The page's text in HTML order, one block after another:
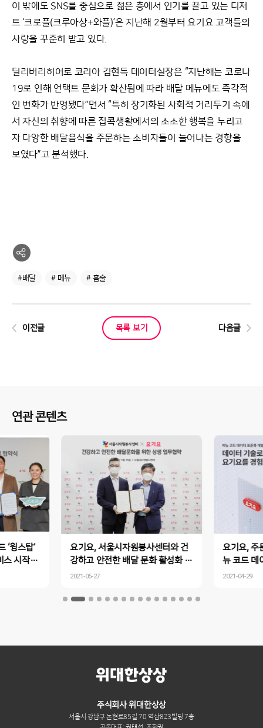
이 밖에도 SNS를 중심으로 젊은 층에서 인기를 끌고 있는 디저
트 ‘크로플(크루아상+와플)’은 지난해 2월부터 요기요 고객들의
사랑을 꾸준히 받고 있다.
딜리버리히어로 코리아 김현득 데이터실장은 “지난해는 코로나
19로 인해 언택트 문화가 확산됨에 따라 배달 메뉴에도 즉각적
인 변화가 반영됐다”면서 “특히 장기화된 사회적 거리두기 속에
서 자신의 취향에 따른 집콕생활에서의 소소한 행복을 누리고
자 다양한 배달음식을 주문하는 소비자들이 늘어나는 경향을
보였다”고 분석했다.
#배달 # 메뉴 # 홈술
이전글 목록 보기 다음글
연관 콘텐츠
‘윙스탑’
스 시작…
요기요, 서울시자원봉사센터와 건
강하고 안전한 배달 문화 활성화 위
한 상생 업무협약 체결
2021-05-27
요기요, 주
뉴 코드 데
료…“데이
2021-04-29
주식회사 위대한상상
서울시 강남구 논현로85길 70 역삼823빌딩 7층